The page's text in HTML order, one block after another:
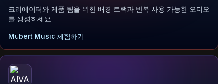
크리에이터와 제품 팀을 위한 배경 트랙과 반복 사용 가능한 오디오
를 생성하세요
Mubert Music 체험하기